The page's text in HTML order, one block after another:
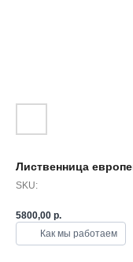
Лиственница
SKU:
5800,00 р.
Как мы работаем